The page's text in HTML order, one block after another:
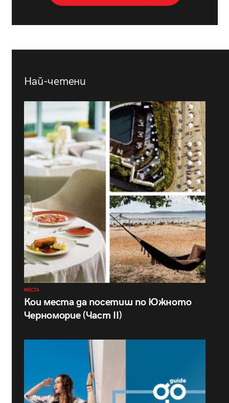
Най-четени
МЕСТА
Кои места да посетиш по Южното
Черноморие (Част II)